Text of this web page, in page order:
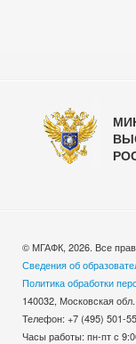
© МГАФК, 2026. Все
Сведения об
Политика обработки
140032, Московская
Телефон: +7 (495)
Часы работы: пн-пт с